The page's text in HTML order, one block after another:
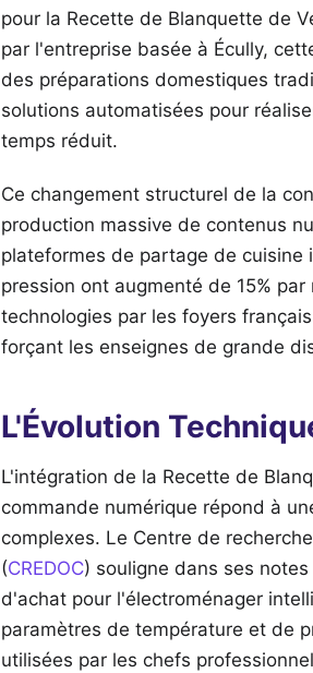
pour la Recette de Blanquette de
par l'entreprise basée à Écully,
des préparations domestiques
solutions automatisées pour
temps réduit.
Ce changement structurel de la
production massive de contenus
plateformes de partage de cuisine
pression ont augmenté de 15%
technologies par les foyers
forçant les enseignes de grande
L'Évolution
L'intégration de la Recette de
commande numérique répond à
complexes. Le Centre de
(CREDOC) souligne dans ses
d'achat pour l'électroménager
paramètres de température et de
utilisées par les chefs